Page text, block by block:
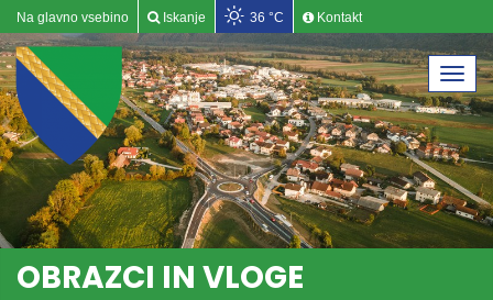
Na glavno vsebino Iskanje 36 °C Kontakt
OBRAZCI IN VLOGE